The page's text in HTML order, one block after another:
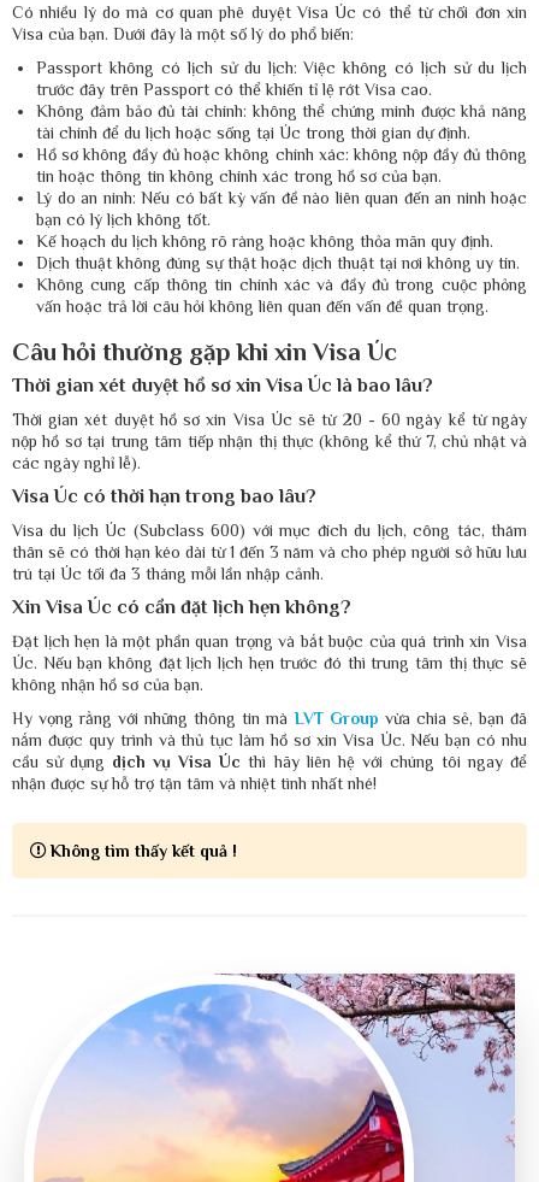
Có nhiều lý do mà cơ quan phê duyệt Visa Úc có thể từ chối đơn xin
Visa của bạn. Dưới đây là một số lý do phổ biến:
Passport không có lịch sử du lịch: Việc không có lịch sử du lịch
trước đây trên Passport có thể khiến tỉ lệ rớt Visa cao.
Không đảm bảo đủ tài chính: không thể chứng minh được khả năng
tài chính để du lịch hoặc sống tại Úc trong thời gian dự định.
Hồ sơ không đầy đủ hoặc không chính xác: không nộp đầy đủ thông
tin hoặc thông tin không chính xác trong hồ sơ của bạn.
Lý do an ninh: Nếu có bất kỳ vấn đề nào liên quan đến an ninh hoặc
bạn có lý lịch không tốt.
Kế hoạch du lịch không rõ ràng hoặc không thỏa mãn quy định.
Dịch thuật không đúng sự thật hoặc dịch thuật tại nơi không uy tín.
Không cung cấp thông tin chính xác và đầy đủ trong cuộc phỏng
vấn hoặc trả lời câu hỏi không liên quan đến vấn đề quan trọng.
Câu hỏi thường gặp khi xin Visa Úc
Thời gian xét duyệt hồ sơ xin Visa Úc là bao lâu?
Thời gian xét duyệt hồ sơ xin Visa Úc sẽ từ 20 - 60 ngày kể từ ngày
nộp hồ sơ tại trung tâm tiếp nhận thị thực (không kể thứ 7, chủ nhật và
các ngày nghỉ lễ).
Visa Úc có thời hạn trong bao lâu?
Visa du lịch Úc (Subclass 600) với mục đích du lịch, công tác, thăm
thân sẽ có thời hạn kéo dài từ 1 đến 3 năm và cho phép người sở hữu lưu
trú tại Úc tối đa 3 tháng mỗi lần nhập cảnh.
Xin Visa Úc có cần đặt lịch hẹn không?
Đặt lịch hẹn là một phần quan trọng và bắt buộc của quá trình xin Visa
Úc. Nếu bạn không đặt lịch lịch hẹn trước đó thì trung tâm thị thực sẽ
không nhận hồ sơ của bạn.
Hy vọng rằng với những thông tin màLVT Group vừa chia sẻ, bạn đã
nắm được quy trình và thủ tục làm hồ sơ xin Visa Úc. Nếu bạn có nhu
cầu sử dụng dịch vụ Visa Úc thì hãy liên hệ với chúng tôi ngay để
nhận được sự hỗ trợ tận tâm và nhiệt tình nhất nhé!
Không tìm thấy kết quả !